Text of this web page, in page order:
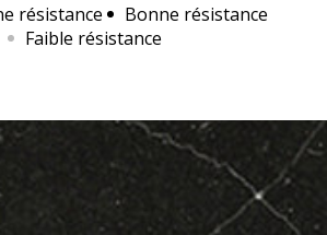
résistance
Bonne résistance
Faible résistance